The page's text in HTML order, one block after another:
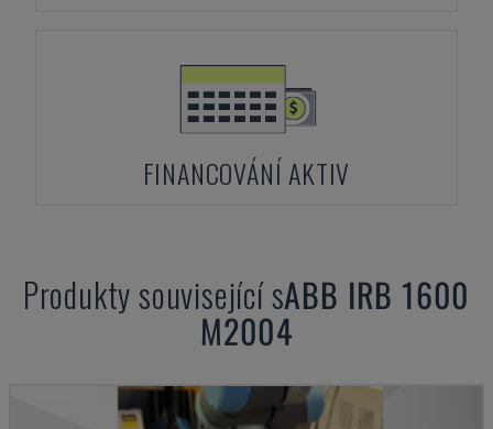
FINANCOVÁNÍ AKTIV
Produkty související sABB IRB 1600
M2004